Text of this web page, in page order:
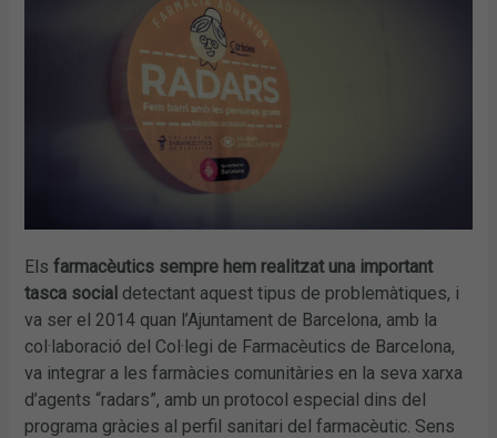
Elsfarmacèutics sempre hem realitzat una important
tasca social detectant aquest tipus de problemàtiques, i
va ser el 2014 quan l’Ajuntament de Barcelona, amb la
col·laboració del Col·legi de Farmacèutics de Barcelona,
va integrar a les farmàcies comunitàries en la seva xarxa
d’agents “radars”, amb un protocol especial dins del
programa gràcies al perfil sanitari del farmacèutic. Sens